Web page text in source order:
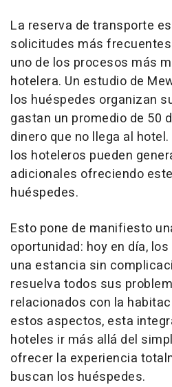
La reserva de transporte
solicitudes más
uno de los procesos más
hotelera. Un estudio de
los huéspedes organizan
gastan un promedio de 50
dinero que no llega al
los hoteleros pueden
adicionales ofreciendo
huéspedes.
Esto pone de manifiesto
oportunidad: hoy en día,
una estancia sin
resuelva todos sus
relacionados con la
estos aspectos, esta
hoteles ir más allá del
ofrecer la experiencia
buscan los huéspedes.